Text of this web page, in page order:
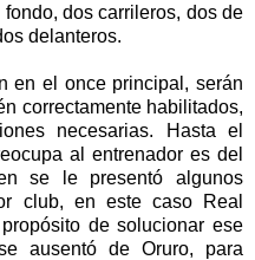
dos carrileros, dos de
delanteros.
en el once principal, serán
correctamente habilitados,
necesarias. Hasta el
al entrenador es del
se le presentó algunos
club, en este caso Real
de solucionar ese
ausentó de Oruro, para